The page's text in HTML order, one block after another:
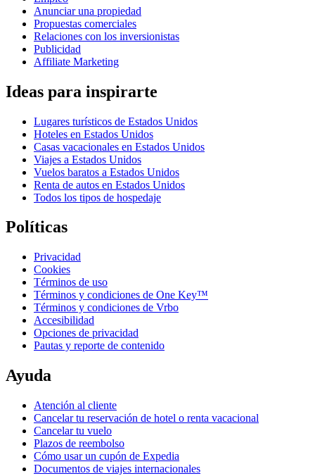
Anunciar una propiedad
Propuestas comerciales
Relaciones con los inversionistas
Publicidad
Affiliate Marketing
Ideas para inspirarte
Lugares turísticos de Estados Unidos
Hoteles en Estados Unidos
Casas vacacionales en Estados Unidos
Viajes a Estados Unidos
Vuelos baratos a Estados Unidos
Renta de autos en Estados Unidos
Todos los tipos de hospedaje
Políticas
Privacidad
Cookies
Términos de uso
Términos y condiciones de One Key™
Términos y condiciones de Vrbo
Accesibilidad
Opciones de privacidad
Pautas y reporte de contenido
Ayuda
Atención al cliente
Cancelar tu reservación de hotel o renta vacacional
Cancelar tu vuelo
Plazos de reembolso
Cómo usar un cupón de Expedia
Documentos de viajes internacionales